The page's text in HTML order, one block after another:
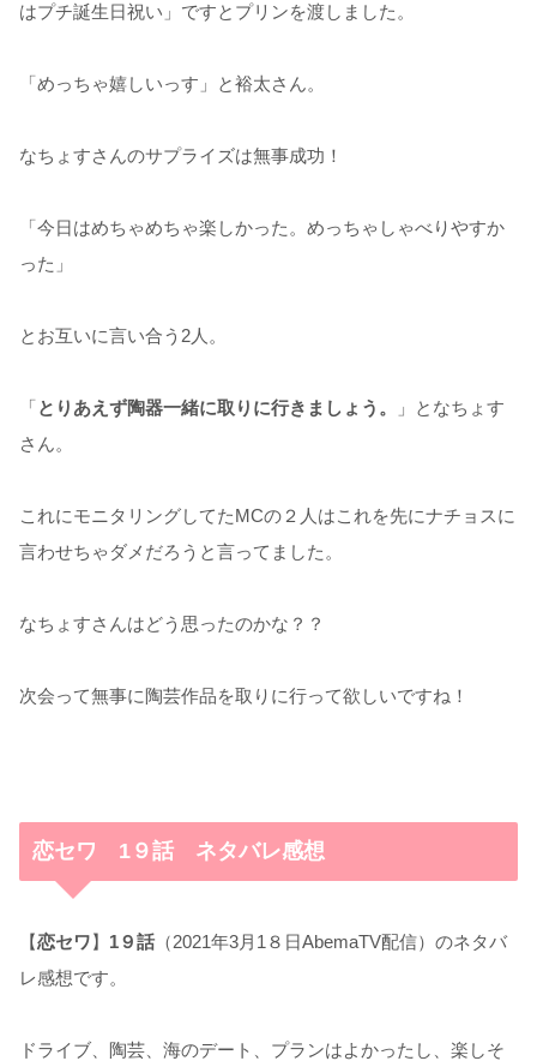
はプチ誕生日祝い」ですとプリンを渡しました。
「めっちゃ嬉しいっす」と裕太さん。
なちょすさんのサプライズは無事成功！
「今日はめちゃめちゃ楽しかった。めっちゃしゃべりやすか
った」
とお互いに言い合う2人。
「とりあえず陶器一緒に取りに行きましょう。
」となちょす
さん。
これにモニタリングしてたMCの２人はこれを先にナチョスに
言わせちゃダメだろうと言ってました。
なちょすさんはどう思ったのかな？？
次会って無事に陶芸作品を取りに行って欲しいですね！
恋セワ 1９話 ネタバレ感想
【恋セワ】 1９話（2021年3月1８日AbemaTV配信）のネタバ
レ感想です。
ドライブ、陶芸、海のデート、プランはよかったし、楽しそ